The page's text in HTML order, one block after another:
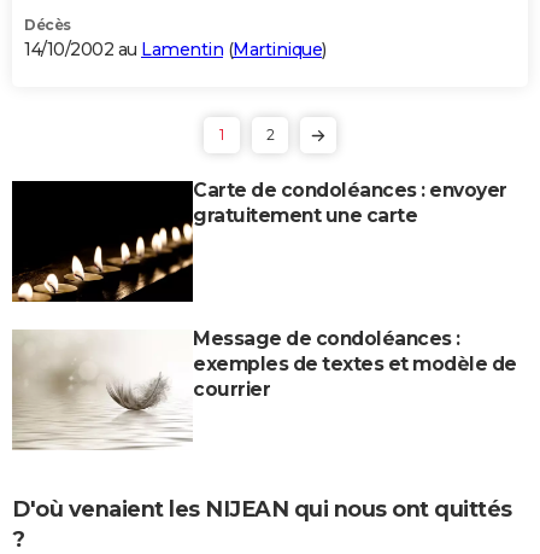
Décès
14/10/2002 au Lamentin (Martinique)
1 2
Carte de condoléances : envoyer
gratuitement une carte
Message de condoléances :
exemples de textes et modèle de
courrier
D'où venaient les NIJEAN qui nous ont quittés
?